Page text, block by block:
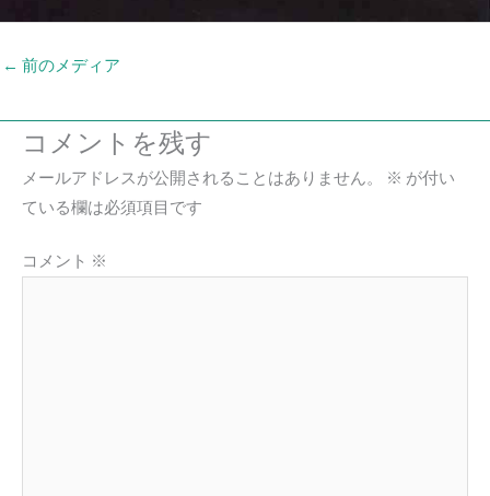
← 前のメディア
コメントを残す
メールアドレスが公開されることはありません。 ※ が付い
ている欄は必須項目です
コメント ※